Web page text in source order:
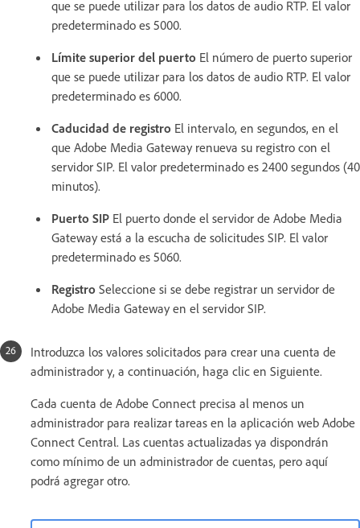
que se puede utilizar para los datos de audio RTP. El valor
predeterminado es 5000.
Límite superior del puerto El número de puerto superior
que se puede utilizar para los datos de audio RTP. El valor
predeterminado es 6000.
Caducidad de registro El intervalo, en segundos, en el
que Adobe Media Gateway renueva su registro con el
servidor SIP. El valor predeterminado es 2400 segundos (40
minutos).
Puerto SIP El puerto donde el servidor de Adobe Media
Gateway está a la escucha de solicitudes SIP. El valor
predeterminado es 5060.
Registro Seleccione si se debe registrar un servidor de
Adobe Media Gateway en el servidor SIP.
Introduzca los valores solicitados para crear una cuenta de
administrador y, a continuación, haga clic en Siguiente.
Cada cuenta de Adobe Connect precisa al menos un
administrador para realizar tareas en la aplicación web Adobe
Connect Central. Las cuentas actualizadas ya dispondrán
como mínimo de un administrador de cuentas, pero aquí
podrá agregar otro.